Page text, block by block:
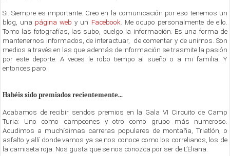
Si. Siempre es importante. Creo en la comunicación por eso tenemos un
blog, una página web y un Facebook. Me ocupo personalmente de ello.
Tomo las fotografías, las subo, cuelgo la información. Es una forma de
mantenernos informados, de interactuar, de comentar y de unirnos. Son
medios a través en las que además de información se trasmite la pasión
por este deporte. A veces le robo tiempo al sueño o a mi familia. Y
entonces paro.
Habéis sido premiados recientemente...
Acabamos de recibir sendos premios en la Gala VI Circuito de Camp
Turia: Uno como campeones y otro como grupo más numeroso.
Acudimos a muchísimas carreras populares de montaña, Triatlón, o
asfalto y allí donde vamos ya se nos conoce como los correlianos, los de
la camiseta roja. Nos gusta que se nos conozca por ser de L’Eliana.